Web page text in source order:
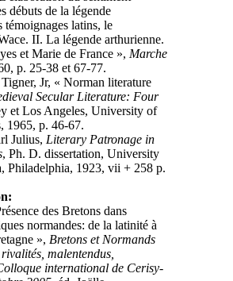
débuts de la légende
témoignages latins, le
II. La légende arthurienne.
et Marie de France », Marche
p. 25-38 et 67-77.
Jr, « Norman literature
Secular Literature: Four
et Los Angeles, University of
1965, p. 46-67.
Julius, Literary Patronage in
, Ph. D. dissertation, University
Philadelphia, 1923, vii + 258 p.
des Bretons dans
normandes: de la latinité à
», Bretons et Normands
malentendus,
international de Cerisy-